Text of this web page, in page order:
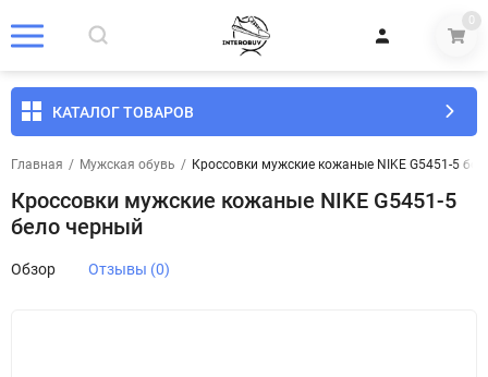
0
КАТАЛОГ ТОВАРОВ
Главная / Мужская обувь / Кроссовки мужские кожаные NIKE G5451-5
Кроссовки мужские кожаные NIKE G5451-5
бело черный
Обзор Отзывы (0)